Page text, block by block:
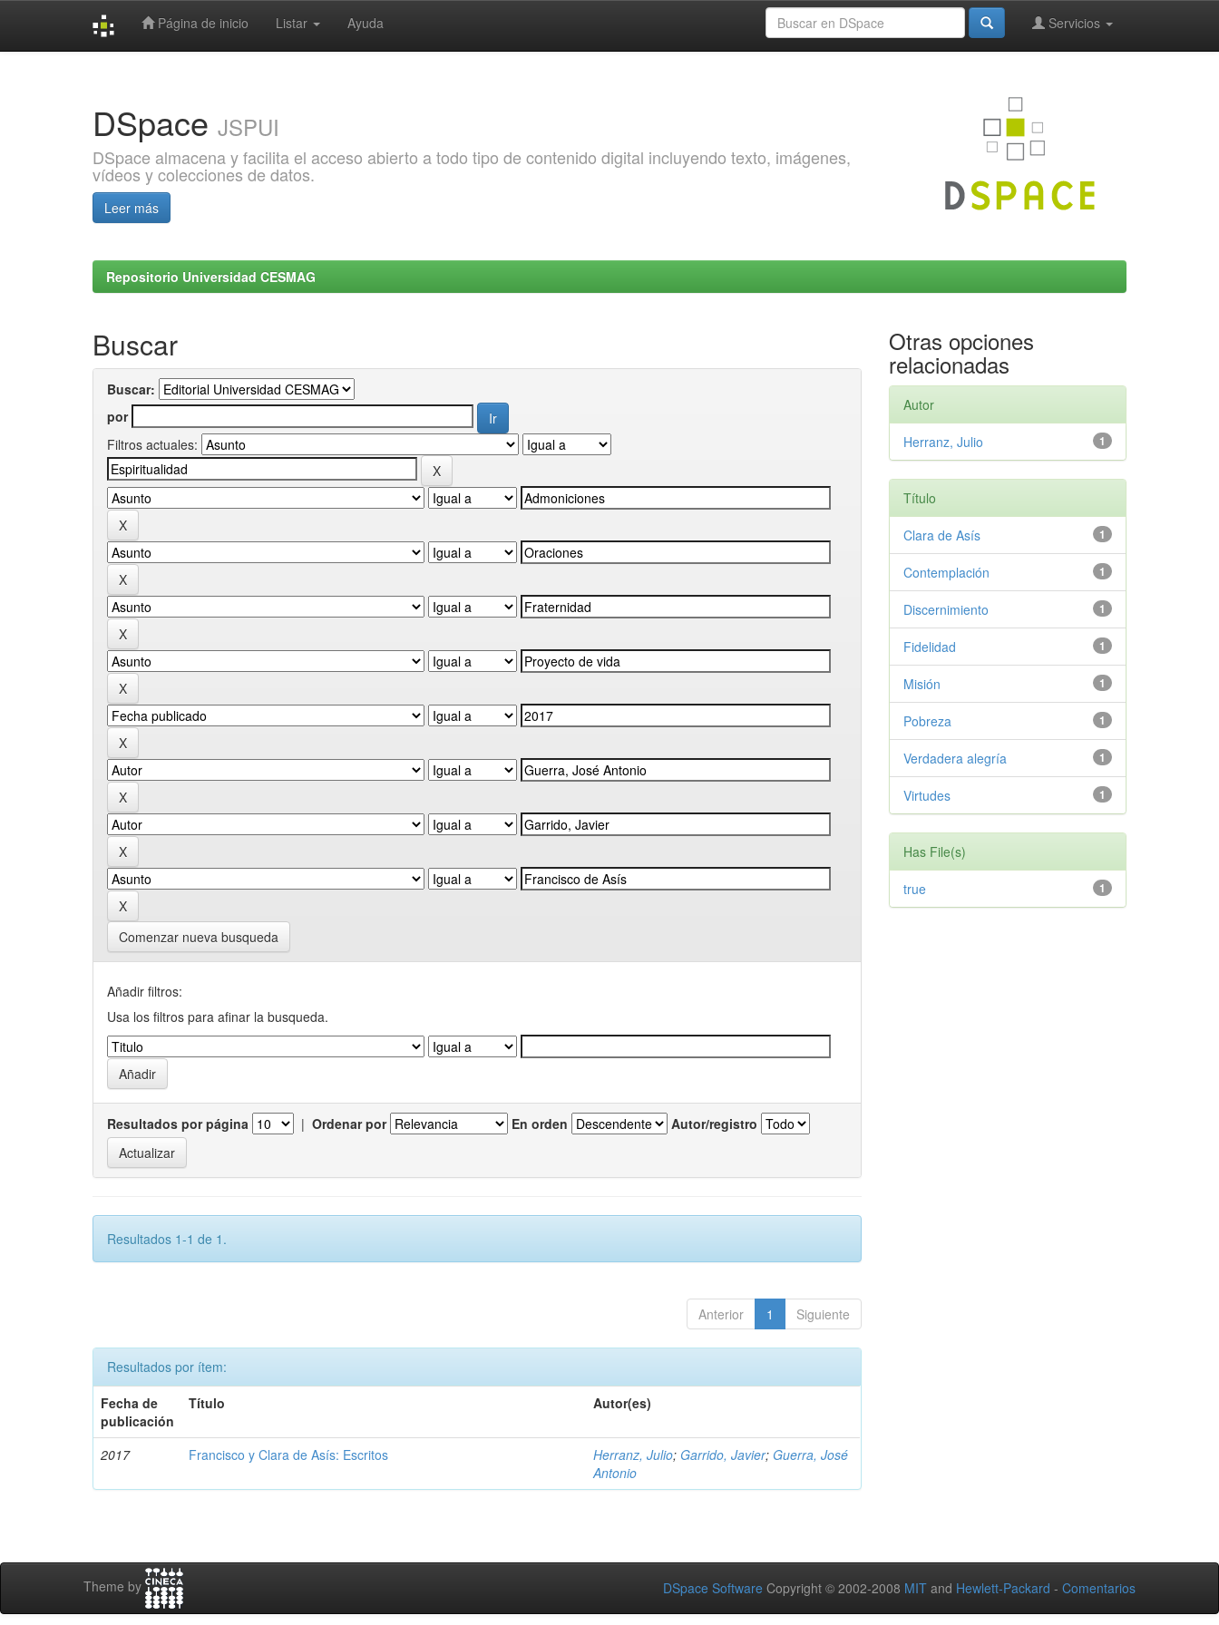
Página de inicio Listar Ayuda Servicios
DSpace JSPUI
DSpace almacena y facilita el acceso abierto a todo tipo de contenido digital incluyendo texto, imágenes,
vídeos y colecciones de datos.
Leer más
Repositorio Universidad CESMAG
Buscar
Buscar:
por
Filtros actuales:
Comenzar nueva busqueda
Añadir filtros:
Usa los filtros para afinar la busqueda.
Resultados por página | Ordenar por En orden Autor/registro
Resultados 1-1 de 1.
Anterior 1 Siguiente
Resultados por ítem:
Fecha de
publicación
Título Autor(es)
2017 Francisco y Clara de Asís: Escritos Herranz, Julio; Garrido, Javier; Guerra, José
Antonio
Otras opciones
relacionadas
Autor
1
Herranz, Julio
Título
1
Clara de Asís
1
Contemplación
1
Discernimiento
1
Fidelidad
1
Misión
1
Pobreza
1
Verdadera alegría
1
Virtudes
Has File(s)
1
true
Theme by DSpace Software Copyright © 2002-2008 MIT and Hewlett-Packard - Comentarios